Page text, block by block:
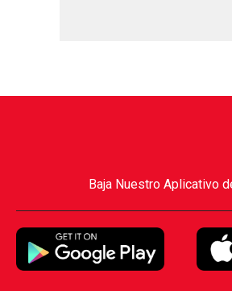
Baja Nuestro Aplicativo